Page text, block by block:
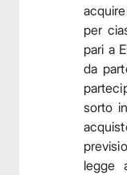
per
pari a
da
sorto
legge